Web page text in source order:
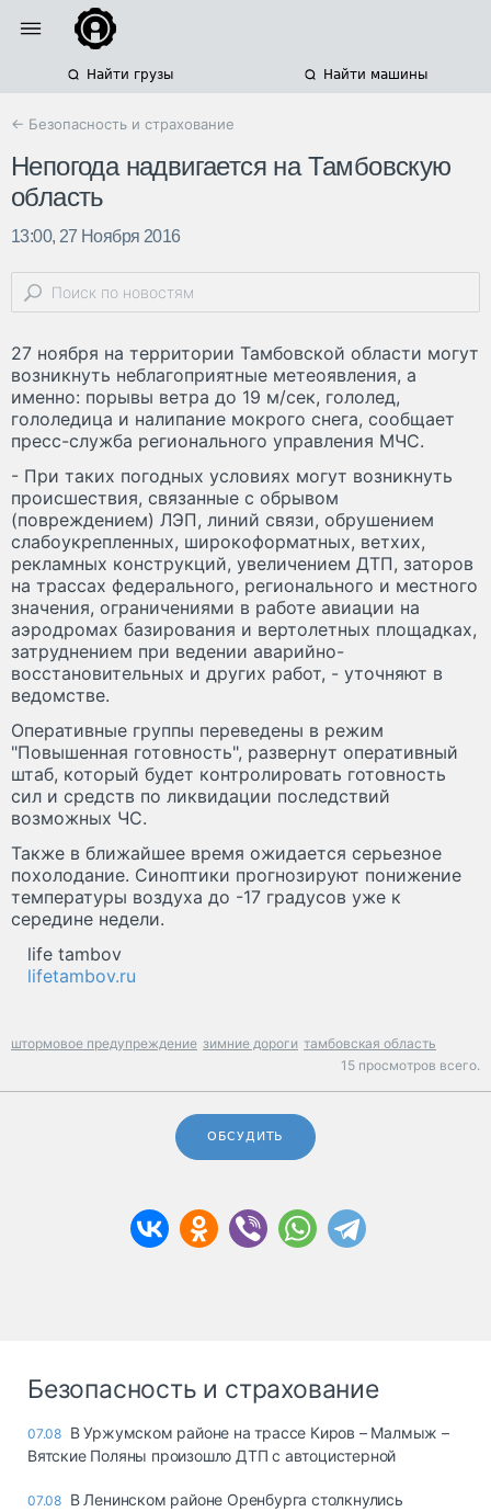
Найти грузы Найти машины
← Безопасность и страхование
Непогода надвигается на Тамбовскую
область
13:00, 27 Ноября 2016
27 ноября на территории Тамбовской области могут
возникнуть неблагоприятные метеоявления, а
именно: порывы ветра до 19 м/сек, гололед,
гололедица и налипание мокрого снега, сообщает
пресс-служба регионального управления МЧС.
- При таких погодных условиях могут возникнуть
происшествия, связанные с обрывом
(повреждением) ЛЭП, линий связи, обрушением
слабоукрепленных, широкоформатных, ветхих,
рекламных конструкций, увеличением ДТП, заторов
на трассах федерального, регионального и местного
значения, ограничениями в работе авиации на
аэродромах базирования и вертолетных площадках,
затруднением при ведении аварийно-
восстановительных и других работ, - уточняют в
ведомстве.
Оперативные группы переведены в режим
"Повышенная готовность", развернут оперативный
штаб, который будет контролировать готовность
сил и средств по ликвидации последствий
возможных ЧС.
Также в ближайшее время ожидается серьезное
похолодание. Синоптики прогнозируют понижение
температуры воздуха до -17 градусов уже к
середине недели.
life tambov
lifetambov.ru
штормовое предупреждение зимние дороги тамбовская область
15 просмотров всего.
ОБСУДИТЬ
Безопасность и страхование
07.08 В Уржумском районе на трассе Киров – Малмыж –
Вятские Поляны произошло ДТП с автоцистерной
07.08 В Ленинском районе Оренбурга столкнулись